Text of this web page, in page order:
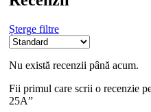
Șterge filtre
Nu există recenzii până acum.
Fii primul care scrii o recenzie
25A”